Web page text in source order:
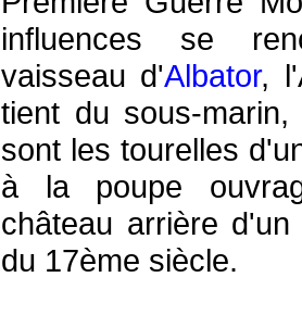
influences se
vaisseau d'Albator,
tient du sous-
sont les tourelles
à la poupe
château arrière
du 17ème siècle.